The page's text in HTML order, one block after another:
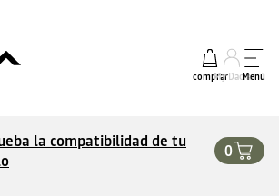
comprarMy DaciaMenú
la compatibilidad de tu
0